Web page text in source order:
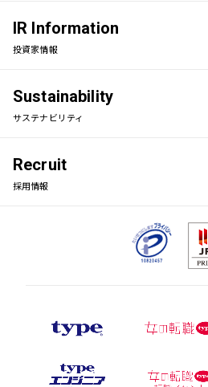
IR Information
投資家情報
Sustainability
サステナビリティ
Recruit
採用情報